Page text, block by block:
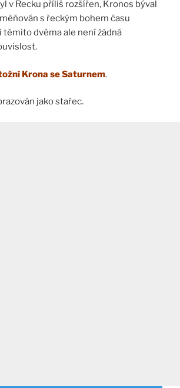
v Řecku příliš rozšířen, Kronos býval
s řeckým bohem času
těmito dvěma ale není žádná
Krona se Saturnem.
jako stařec.